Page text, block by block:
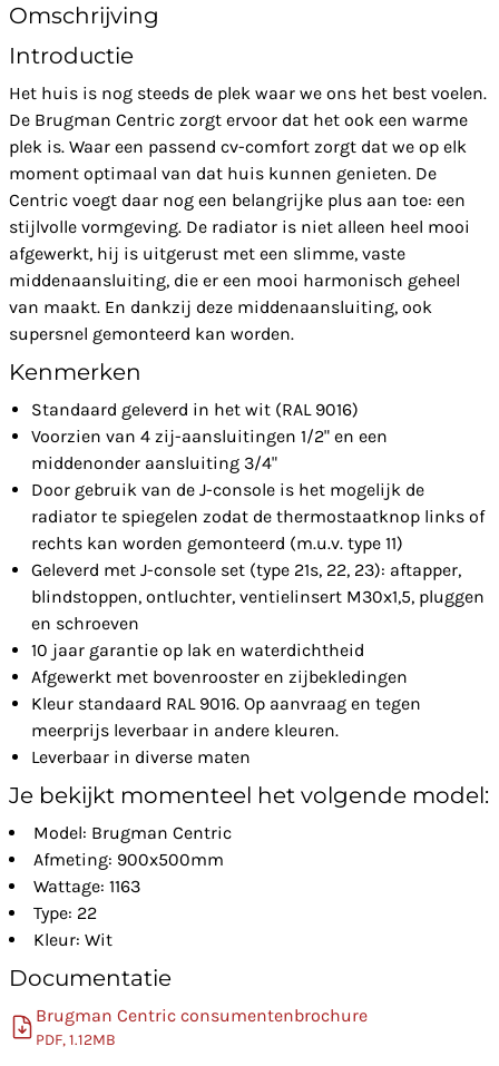
Omschrijving
Introductie
Het huis is nog steeds de plek waar we ons het best voelen.
De Brugman Centric zorgt ervoor dat het ook een warme
plek is. Waar een passend cv-comfort zorgt dat we op elk
moment optimaal van dat huis kunnen genieten. De
Centric voegt daar nog een belangrijke plus aan toe: een
stijlvolle vormgeving. De radiator is niet alleen heel mooi
afgewerkt, hij is uitgerust met een slimme, vaste
middenaansluiting, die er een mooi harmonisch geheel
van maakt. En dankzij deze middenaansluiting, ook
supersnel gemonteerd kan worden.
Kenmerken
Standaard geleverd in het wit (RAL 9016)
Voorzien van 4 zij-aansluitingen 1/2" en een
middenonder aansluiting 3/4"
Door gebruik van de J-console is het mogelijk de
radiator te spiegelen zodat de thermostaatknop links of
rechts kan worden gemonteerd (m.u.v. type 11)
Geleverd met J-console set (type 21s, 22, 23): aftapper,
blindstoppen, ontluchter, ventielinsert M30x1,5, pluggen
en schroeven
10 jaar garantie op lak en waterdichtheid
Afgewerkt met bovenrooster en zijbekledingen
Kleur standaard RAL 9016. Op aanvraag en tegen
meerprijs leverbaar in andere kleuren.
Leverbaar in diverse maten
Je bekijkt momenteel het volgende model:
Model: Brugman Centric
Afmeting: 900x500mm
Wattage: 1163
Type: 22
Kleur: Wit
Documentatie
Brugman Centric consumentenbrochure
PDF, 1.12MB